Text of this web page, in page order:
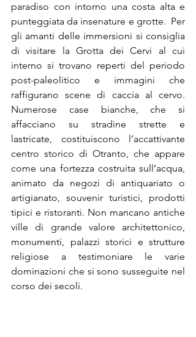
paradiso con intorno una costa alta e
punteggiata da insenature e grotte.  Per
gli amanti delle immersioni si consiglia
di visitare la Grotta dei Cervi al cui
interno si trovano reperti del periodo
post-paleolitico e immagini che
raffigurano scene di caccia al cervo.
Numerose case bianche, che si
affacciano su stradine strette e
lastricate, costituiscono l’accattivante
centro storico di Otranto, che appare
come una fortezza costruita sull’acqua,
animato da negozi di antiquariato o
artigianato, souvenir turistici, prodotti
tipici e ristoranti. Non mancano antiche
ville di grande valore architettonico,
monumenti, palazzi storici e strutture
religiose a testimoniare le varie
dominazioni che si sono susseguite nel
corso dei secoli.